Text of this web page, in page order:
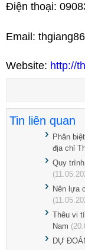
Điện thoại:
Email:
Website: http://
Tin liên quan
Phân
địa chỉ
Quy
Nên lựa
Thêu vi
Nam
DỰ